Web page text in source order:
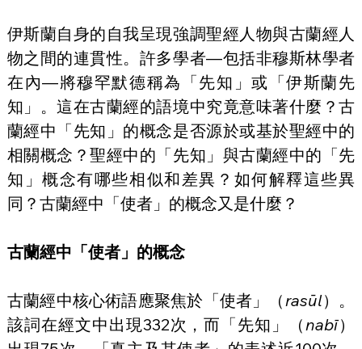
伊斯蘭自身的自我呈現強調聖經人物與古蘭經人
物之間的連貫性。許多學者—包括非穆斯林學者
在內—將穆罕默德稱為「先知」或「伊斯蘭先
知」。這在古蘭經的語境中究竟意味著什麼？古
蘭經中「先知」的概念是否源於或基於聖經中的
相關概念？聖經中的「先知」與古蘭經中的「先
知」概念有哪些相似和差異？如何解釋這些異
同？古蘭經中「使者」的概念又是什麼？
古蘭經中「使者」的概念
古蘭經中核心術語應聚焦於「使者」（ rasūl）。
該詞在經文中出現332次，而「先知」（ nabī）